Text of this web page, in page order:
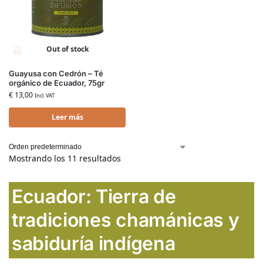
Out of stock
Guayusa con Cedrón – Té
orgánico de Ecuador, 75gr
€ 13,00 Incl. VAT
Leer más
Mostrando los 11 resultados
Ecuador: Tierra de
tradiciones chamánicas y
sabiduría indígena